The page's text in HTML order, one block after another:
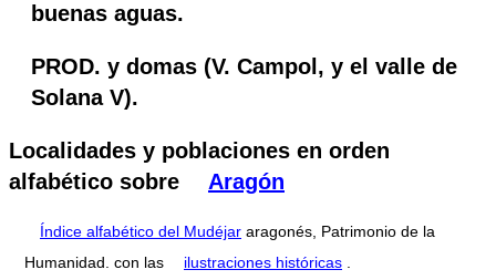
buenas aguas.
PROD. y domas (V. Campol, y el valle de
Solana V).
Localidades y poblaciones en orden
alfabético sobre
Aragón
Índice alfabético del Mudéjar aragonés, Patrimonio de la
Humanidad. con las
ilustraciones históricas